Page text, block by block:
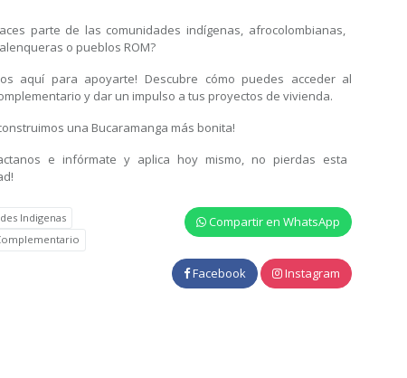
parte de las comunidades indígenas, afrocolombianas,
o pueblos ROM?
aquí para apoyarte! Descubre cómo puedes acceder al
y dar un impulso a tus proyectos de vivienda.
una Bucaramanga más bonita!
e infórmate y aplica hoy mismo, no pierdas esta
Indigenas
Compartir en WhatsApp
Facebook Instagram